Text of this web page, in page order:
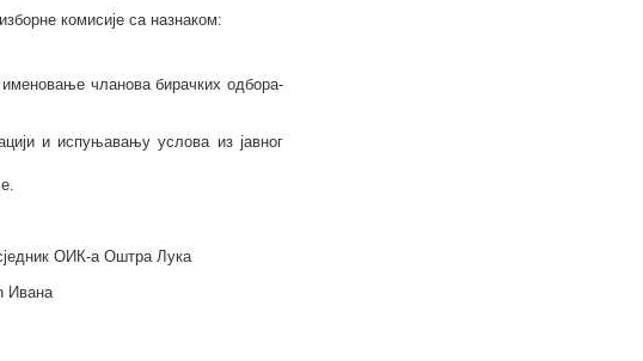
комисије са назнаком:
именовање чланова бирачких одбора-
и испуњавању услова из јавног
ОИК-a Оштра Лука
Ивана